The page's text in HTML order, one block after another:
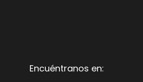
Encuéntranos en: